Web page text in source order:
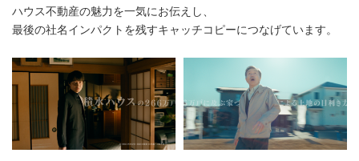
ハウス不動産の魅力を一気にお伝えし、
最後の社名インパクトを残すキャッチコピーにつなげています。